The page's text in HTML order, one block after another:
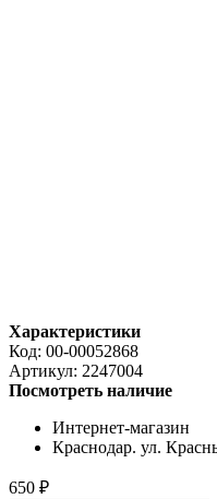
Характеристики
Код: 00-00052868
Артикул: 2247004
Посмотреть наличие
Интернет-магазин
Краснодар. ул.
650 ₽